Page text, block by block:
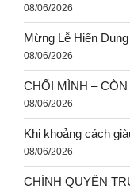
08/06/2026
Mừng Lễ Hiển
08/06/2026
CHỐI MÌNH – CÒN
08/06/2026
Khi khoảng cách
08/06/2026
CHÍNH QUYỀN